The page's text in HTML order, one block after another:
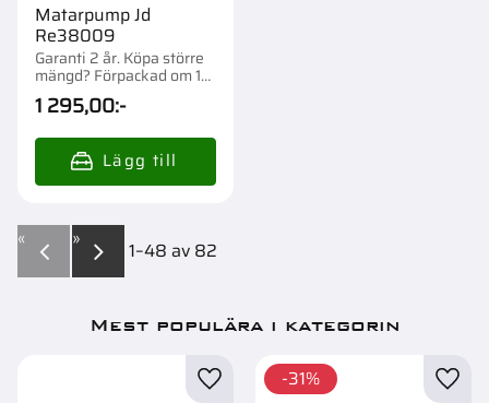
Matarpump Jd
Re38009
Garanti 2 år. Köpa större
mängd? Förpackad om 1
st.
1 295,00:-
1–48 av 82
« »
Mest populära i kategorin
31%